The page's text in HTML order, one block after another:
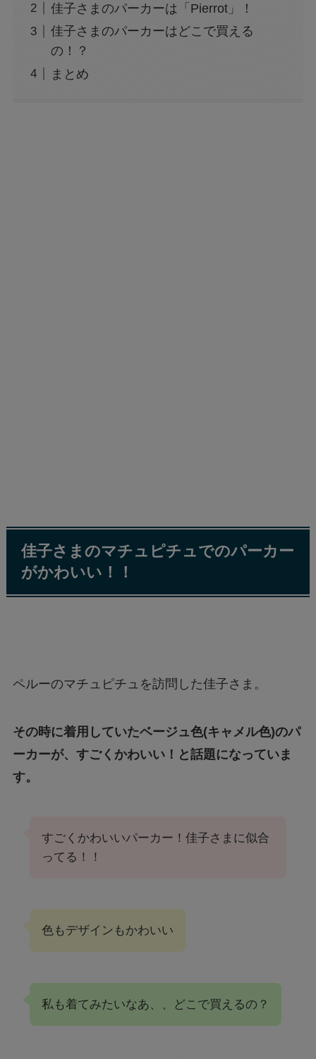
佳子さまのパーカーは「Pierrot」！
佳子さまのパーカーはどこで買える
の！？
まとめ
佳子さまのマチュピチュでのパーカー
がかわいい！！
ペルーのマチュピチュを訪問した佳子さま。
その時に着用していたベージュ色(キャメル色)のパ
ーカーが、すごくかわいい！と話題になっていま
す。
すごくかわいいパーカー！佳子さまに似合
ってる！！
色もデザインもかわいい
私も着てみたいなあ、、どこで買えるの？